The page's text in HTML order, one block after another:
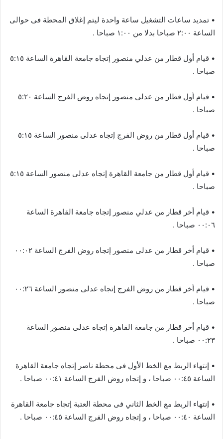
• تمديد ساعات التشغيل ساعة واحدة ليتم إغلاق المحطة فى حوالى
الساعة ٢:٠٠ صباحا بدلا من ١:٠٠ صباحا .
• قيام أول قطار من عدلي منصور إتجاه جامعة القاهرة الساعة ٥:١٥
صباحا .
• قيام أول قطار من عدلى منصور إتجاه روض الفرج الساعة ٥:٢٠
صباحا .
• قيام أول قطار من روض الفرج إتجاه عدلى منصور الساعة ٥:١٥
صباحا .
• قيام أول قطار من جامعة القاهرة إتجاه عدلى منصور الساعة ٥:١٥
صباحا .
• قيام أخر قطار من عدلي منصور إتجاه جامعة القاهرة الساعة
٠٠:٠٦ صباحا .
• قيام أخر قطار من عدلى منصور إتجاه روض الفرج الساعة ٠٠:٠٢
صباحا .
• قيام أخر قطار من روض الفرج إتجاه عدلى منصور الساعة ٠٠:٢٦
صباحا .
• قيام أخر قطار من جامعة القاهرة إتجاه عدلى منصور الساعة
٠٠:٢٣ صباحا .
• إنتهاء الربط مع الخط الأول فى محطة ناصر إتجاه جامعة القاهرة
الساعة ٠٠:٤٥ صباحا ، و إتجاه روض الفرج الساعة ٠٠:٤١ صباحا .
• إنتهاء الربط مع الخط الثاني فى محطة العتبة إتجاه جامعة القاهرة
الساعة ٠٠:٤٠ صباحا ، و إتجاه روض الفرج الساعة ٠٠:٤٥ صباحا .